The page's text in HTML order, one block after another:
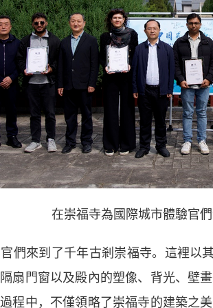
在崇福寺為國際城市體驗官
來到了千年古剎崇福寺。這裡以
扇門窗以及殿內的塑像、背光、壁
程中，不僅領略了崇福寺的建築之